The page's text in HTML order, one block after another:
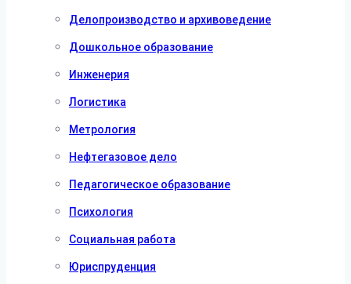
Делопроизводство и архивоведение
Дошкольное образование
Инженерия
Логистика
Метрология
Нефтегазовое дело
Педагогическое образование
Психология
Социальная работа
Юриспруденция